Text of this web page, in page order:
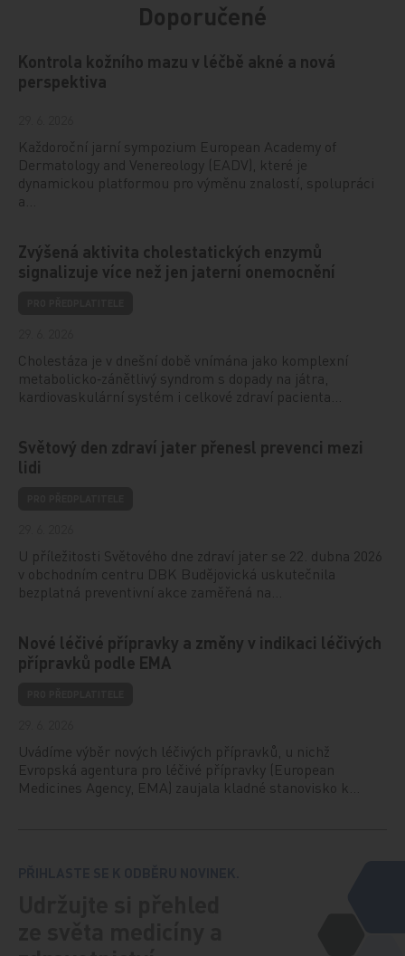
Doporučené
Kontrola kožního mazu v léčbě akné a nová
perspektiva
Každoroční jarní sympozium European Academy of
Dermatology and Venereology (EADV), které je
dynamickou platformou pro výměnu znalostí, spolupráci
a…
Zvýšená aktivita cholestatických enzymů
signalizuje více než jen jaterní onemocnění
Cholestáza je v dnešní době vnímána jako komplexní
metabolicko‑zánětlivý syndrom s dopady na játra,
kardiovaskulární systém i celkové zdraví pacienta…
Světový den zdraví jater přenesl prevenci mezi
lidi
U příležitosti Světového dne zdraví jater se 22. dubna 2026
v obchodním centru DBK Budějovická uskutečnila
bezplatná preventivní akce zaměřená na…
Nové léčivé přípravky a změny v indikaci léčivých
přípravků podle EMA
Uvádíme výběr nových léčivých přípravků, u nichž
Evropská agentura pro léčivé přípravky (European
Medicines Agency, EMA) zaujala kladné stanovisko k…